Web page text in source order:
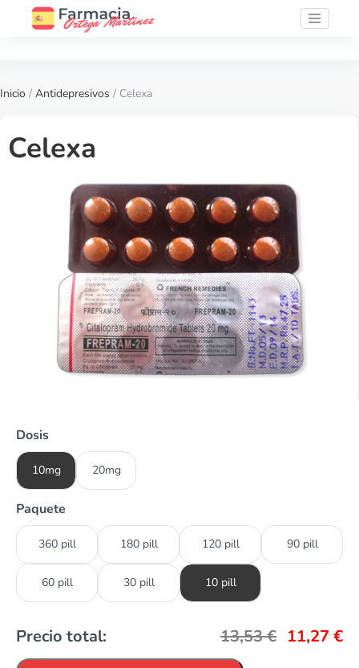
Inicio / Antidepresivos / Celexa
Celexa
Dosis
10mg 20mg
Paquete
360 pill 180 pill 120 pill 90 pill
60 pill 30 pill 10 pill
Precio total: 13,53€ 11,27 €